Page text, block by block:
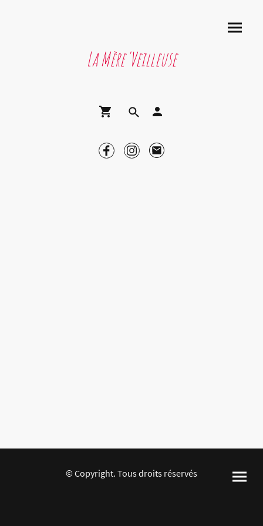
La Mère'Veilleuse
© Copyright. Tous droits réservés